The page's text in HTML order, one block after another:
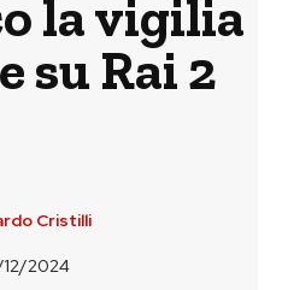
la vigilia
su Rai 2
Cristilli
2024